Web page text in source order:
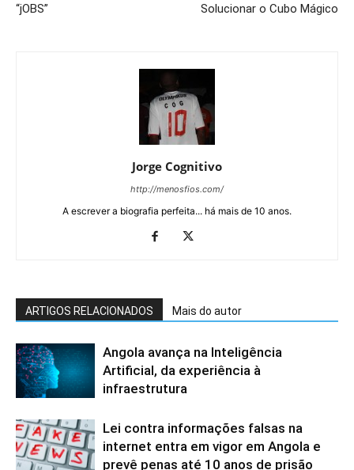
“jOBS”
Solucionar o Cubo Mágico
Jorge Cognitivo
http://menosfios.com/
A escrever a biografia perfeita... há mais de 10 anos.
ARTIGOS RELACIONADOS Mais do autor
Angola avança na Inteligência
Artificial, da experiência à
infraestrutura
Lei contra informações falsas na
internet entra em vigor em Angola e
prevê penas até 10 anos de prisão